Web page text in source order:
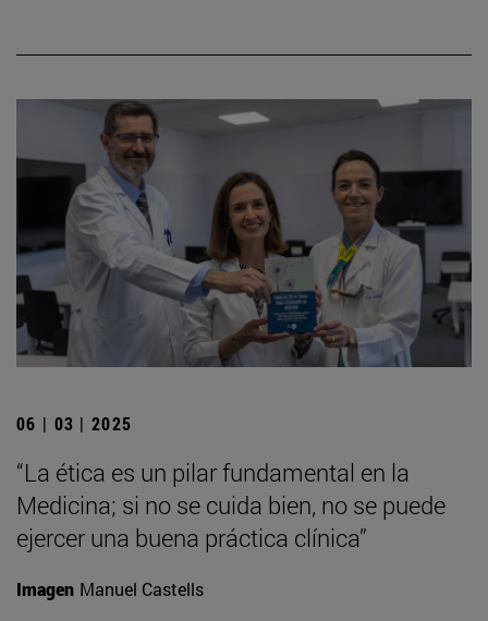
06 | 03 | 2025
“La ética es un pilar fundamental en la
Medicina; si no se cuida bien, no se puede
ejercer una buena práctica clínica”
Imagen Manuel Castells